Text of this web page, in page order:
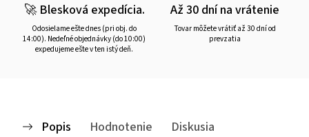
🚀 Blesková expedícia.
Odosielame ešte dnes (pri obj. do
14:00). Nedeľné objednávky (do 10:00)
expedujeme ešte v ten istý deň.
Až 30 dní na vrátenie
Tovar môžete vrátiť až 30 dní od
prevzatia
Popis Hodnotenie Diskusia